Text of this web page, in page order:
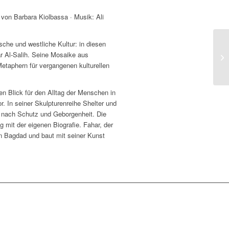
Barbara Kiolbassa · Musik: Ali
und westliche Kultur: in diesen
Al-Salih. Seine Mosaike aus
für vergangenen kulturellen
Blick für den Alltag der Menschen in
In seiner Skulpturenreihe Shelter und
Schutz und Geborgenheit. Die
mit der eigenen Biografie. Fahar, der
und baut mit seiner Kunst